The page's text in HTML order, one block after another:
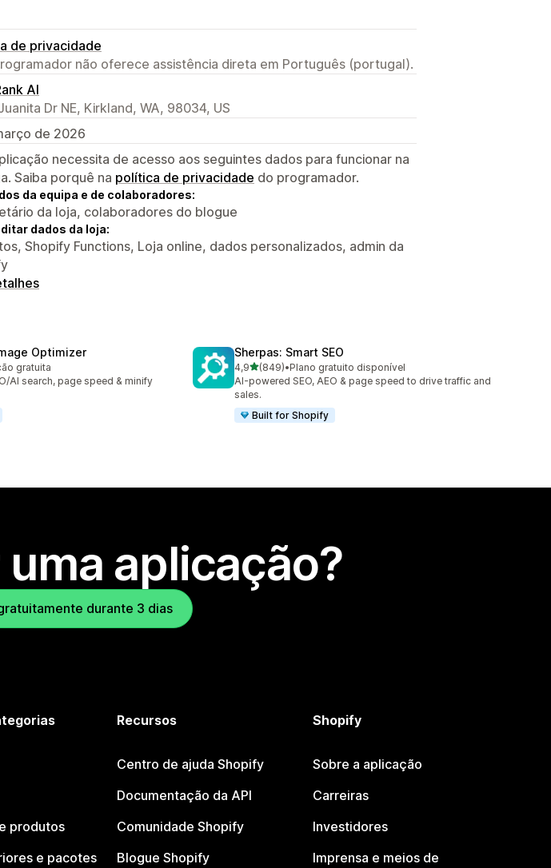
de privacidade
não oferece assistência direta em Português (portugal).
AI
Dr NE, Kirkland, WA, 98034, US
de 2026
necessita de acesso aos seguintes dados para funcionar na
Saiba porquê na política de privacidade do programador.
da equipa e de colaboradores:
da loja, colaboradores do blogue
dados da loja:
Shopify Functions, Loja online, dados personalizados, admin da
Optimizer
gratuita
AI search, page speed & minify
Sherpas: Smart SEO
4,9de 5 estrelas
(849)
849 total de avaliações
•Plano gratuito disponível
AI-powered SEO, AEO & page speed to drive traffic and
sales.
Built for Shopify
aplicação?
durante 3 dias
produtos
e pacotes
Recursos
Centro de ajuda Shopify
Documentação da API
Comunidade Shopify
Blogue Shopify
Shopify
Sobre a aplicação
Carreiras
Investidores
Imprensa e meios de